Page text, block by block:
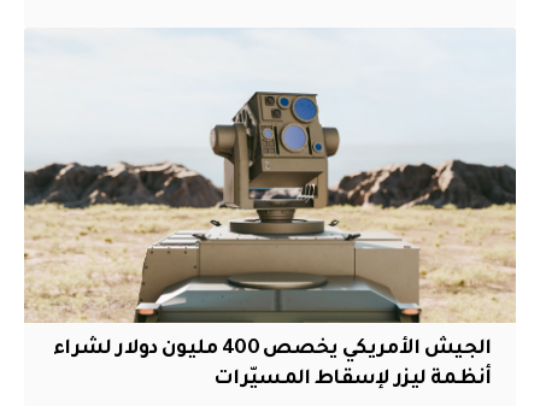
الجيش الأمريكي يخصص 400 مليون دولار لشراء
أنظمة ليزر لإسقاط المسيّرات